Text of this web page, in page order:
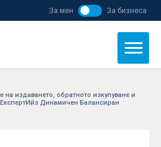
За мен За бизнеса
издаването, обратното изкупуване и
Динамичен Балансиран